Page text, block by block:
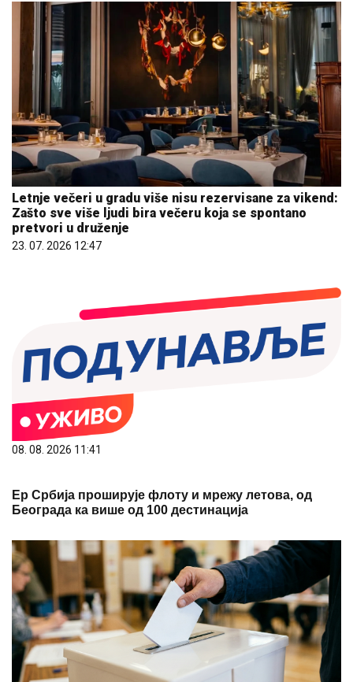
Letnje večeri u gradu više nisu rezervisane za vikend:
Zašto sve više ljudi bira večeru koja se spontano
pretvori u druženje
23. 07. 2026 12:47
08. 08. 2026 11:41
Ер Србија проширује флоту и мрежу летова, од
Београда ка више од 100 дестинација